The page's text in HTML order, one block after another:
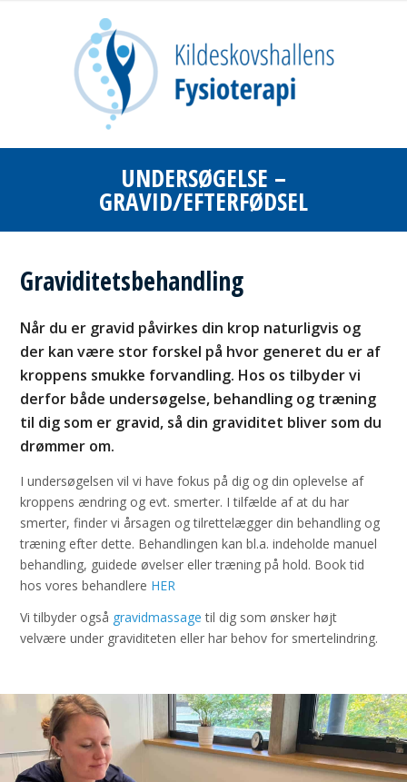
UNDERSØGELSE –
GRAVID/EFTERFØDSEL
Graviditets­behandling
Når du er gravid påvirkes din krop naturligvis og
der kan være stor forskel på hvor generet du er af
kroppens smukke forvandling. Hos os tilbyder vi
derfor både undersøgelse, behandling og træning
til dig som er gravid, så din graviditet bliver som du
drømmer om.
I undersøgelsen vil vi have fokus på dig og din oplevelse af
kroppens ændring og evt. smerter. I tilfælde af at du har
smerter, finder vi årsagen og tilrettelægger din behandling og
træning efter dette. Behandlingen kan bl.a. indeholde manuel
behandling, guidede øvelser eller træning på hold. Book tid
hos vores behandlere HER
Vi tilbyder også gravidmassage til dig som ønsker højt
velvære under graviditeten eller har behov for smertelindring.